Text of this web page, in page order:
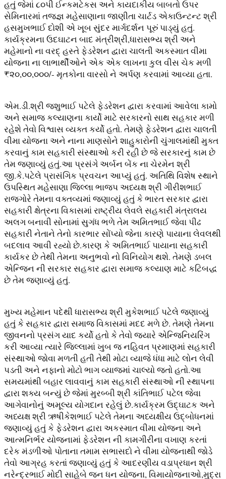
હતું જેમાં ૮૦પી ઈન્કમટેકસ અને કાયદાકીય બાબતો ઉપર
સેમિનારમાં તજજ્ઞ મહેસાણાના જાણીતા ચાર્ટડ એકાઉન્ટન્ટ શ્રી
હસમુખભાઈ દોશી એ ખૂબ સુંદર માર્ગદર્શન પૂરું પાડ્યું હતું.
કાર્યક્રમના ઉદઘાટન બાદ મંત્રીશ્રી,ધારાસભ્ય શ્રી અને
મહેમાનો ના વરદ્ હસ્તે ફેડરેશન દ્વારા ચાલતી અકસ્માત વીમા
યોજના ના લાભાર્થીઓને એક એક લાખના કુલ વીસ ચેક મળી
₹૨૦,૦૦,૦૦૦/- મૃતકોના વારસો ને અર્પણ કરવામાં આવ્યા હતા.
એમ.ડી.શ્રી જશુભાઈ પટેલે ફેડરેશન દ્વારા કરવામાં આવેલા કામો
અને સમાજ કલ્યાણના કાર્યો માટે સરકારનો સાથ સહકાર મળી
રહેશે તેવો વિશ્વાસ વ્યક્ત કર્યો હતો. તેમણે ફેડરેશન દ્વારા ચાલતી
વીમા યોજના અને નાના માણસોને શાહુકારોની ચુંગાલમાંથી મુક્ત
કરવાનું કામ સહકારી સંસ્થાઓ કરી રહી છે જે સરકારનું કામ છે
તેમ જણાવ્યું હતું.આ પ્રસંગે અર્બન બેંક ના ચેરમેન શ્રી
જી.કે.પટેલે પ્રાસંગિક પ્રવચન આપ્યું હતું. અતિથિ વિશેષ સ્થાને
ઉપસ્થિત મહેસાણા જિલ્લા ભાજપ અધ્યક્ષ શ્રી ગીરીશભાઈ
રાજગોરે તેમના વક્તવ્યમાં જણાવ્યું હતું કે ભારત સરકાર દ્વારા
સહકારી ક્ષેત્રના વિકાસમાં રાષ્ટ્રીય લેવલે સહકારી મંત્રાલય
અલગ બનાવી સોનામાં સુગંધ ભળે તેમ અમિતભાઈ જેવા પીઢ
સહકારી નેતાને તેનો કારભાર સોંપ્યો જેના કારણે પાયાના લેવલથી
બદલાવ આવી રહ્યો છે.કારણ કે અમિતભાઈ પાયાના સહકારી
કાર્યકર છે તેથી તેમના અનુભવો નો વિનિયોગ થશે. તેમણે ડબલ
એન્જિન ની સરકાર સહકાર દ્વારા સમાજ કલ્યાણ માટે કટિબદ્ધ
છે તેમ જણાવ્યું હતું.
મુખ્ય મહેમાન પદેથી ધારાસભ્ય શ્રી મુકેશભાઈ પટેલે જણાવ્યું
હતું કે સહકાર દ્વારા સમાજ વિકાસમાં મદદ મળે છે. તેમણે તેમના
જીવનનો પ્રસંગ યાદ કર્યો હતો કે તેવો જ્યારે એન્જિનિયરિંગ
કરી આવ્યા ત્યારે જિલ્લામાં ખુબ જ નહિવત પ્રમાણમાં સહકારી
સંસ્થાઓ જોવા મળતી હતી તેથી મોટા વ્યાજે ધંધા માટે લોન લેવી
પડતી અને નફાનો મોટો ભાગ વ્યાજમાં ચાલ્યો જતો હતો.આ
સમયમાંથી બહાર લાવવાનું કામ સહકારી સંસ્થાઓ ની સ્થાપના
દ્વારા શક્ય બન્યું છે જેમાં મુરબ્બી શ્રી કાંતિભાઈ પટેલ જેવા
આગેવાનોનું અમૂલ્ય યોગદાન રહેલું છે.કાર્યક્રમ ઉદ્ઘાટક અને
અધ્યક્ષ શ્રી ઋષીકેશભાઈ પટેલે તેમના અધ્યક્ષીય ઉદ્બોધનમાં
જણાવ્યું હતું કે ફેડરેશન દ્વારા અકસ્માત વીમા યોજના અને
આત્મનિર્ભર યોજનામાં ફેડરેશન ની કામગીરીના વખાણ કરતાં
દરેક મંડળીઓ પોતાના તમામ સભાસદો ને વીમા યોજનાથી જોડે
તેવો આગ્રહ કરતાં જણાવ્યું હતું કે આદરણીય વડાપ્રધાન શ્રી
નરેન્દ્રભાઈ મોદી સાહેબે જન ધન યોજના, વિમાયોજનાઓ,મુદ્રા